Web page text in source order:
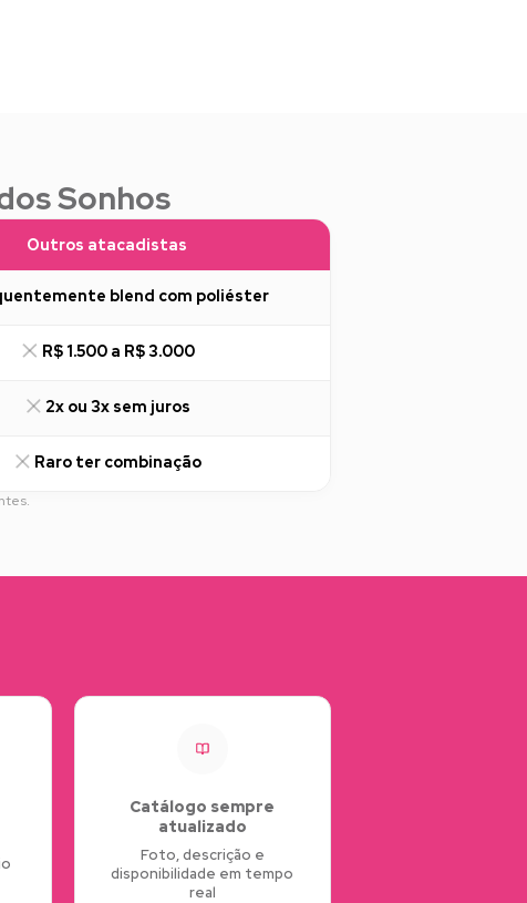
Sonhos
Outros atacadistas
blend com poliéster
R$ 1.500 a R$ 3.000
2x ou 3x sem juros
Raro ter combinação
Catálogo sempre
atualizado
Foto, descrição e
disponibilidade em tempo
real